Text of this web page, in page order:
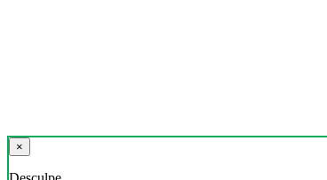
×